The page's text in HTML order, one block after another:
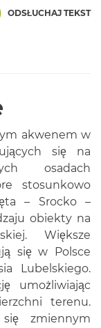
ODSŁUCHAJ TEKST
akwenem w
się na
osadach
stosunkowo
– Srocko –
obiekty na
Większe
się w Polsce
Lubelskiego.
umożliwiając
terenu.
zmiennym